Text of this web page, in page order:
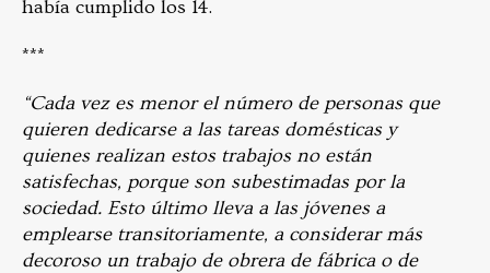
había cumplido los 14.
***
“Cada vez es menor el número de personas que
quieren dedicarse a las tareas domésticas y
quienes realizan estos trabajos no están
satisfechas, porque son subestimadas por la
sociedad. Esto último lleva a las jóvenes a
emplearse transitoriamente, a considerar más
decoroso un trabajo de obrera de fábrica o de